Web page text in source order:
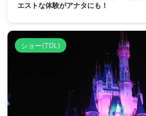
エストな体験がアナタにも！
ショー(TDL)